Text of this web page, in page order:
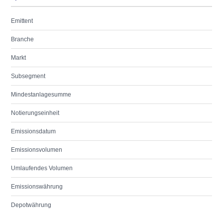
Emittent
Branche
Markt
Subsegment
Mindestanlagesumme
Notierungseinheit
Emissionsdatum
Emissionsvolumen
Umlaufendes Volumen
Emissionswährung
Depotwährung